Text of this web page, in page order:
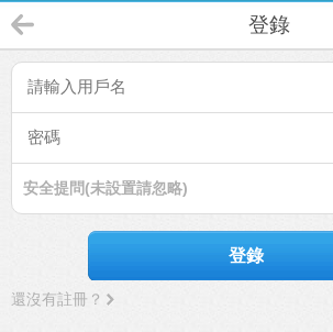
登錄
安全提問(未設置請忽略)
登錄
還沒有註冊？